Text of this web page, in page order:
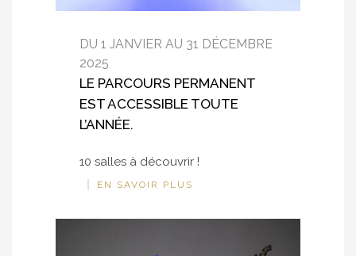
DU 1 JANVIER AU 31 DÉCEMBRE
2025
LE PARCOURS PERMANENT
EST ACCESSIBLE TOUTE
L’ANNÉE.
10 salles à découvrir !
EN SAVOIR PLUS